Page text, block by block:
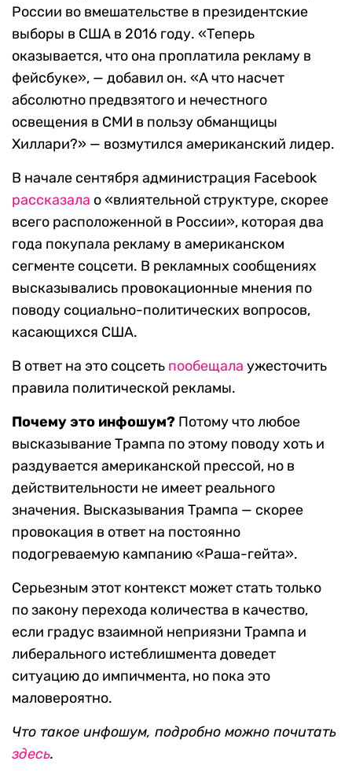
России во вмешательстве в президентские
выборы в США в 2016 году. «Теперь
оказывается, что она проплатила рекламу в
фейсбуке», — добавил он. «А что насчет
абсолютно предвзятого и нечестного
освещения в СМИ в пользу обманщицы
Хиллари?» — возмутился американский лидер.
В начале сентября администрация Facebook
рассказала о «влиятельной структуре, скорее
всего расположенной в России», которая два
года покупала рекламу в американском
сегменте соцсети. В рекламных сообщениях
высказывались провокационные мнения по
поводу социально-политических вопросов,
касающихся США.
В ответ на это соцсеть пообещала ужесточить
правила политической рекламы.
Почему это инфошум? Потому что любое
высказывание Трампа по этому поводу хоть и
раздувается американской прессой, но в
действительности не имеет реального
значения. Высказывания Трампа — скорее
провокация в ответ на постоянно
подогреваемую кампанию «Раша-гейта».
Серьезным этот контекст может стать только
по закону перехода количества в качество,
если градус взаимной неприязни Трампа и
либерального истеблишмента доведет
ситуацию до импичмента, но пока это
маловероятно.
Что такое инфошум, подробно можно почитать
здесь.